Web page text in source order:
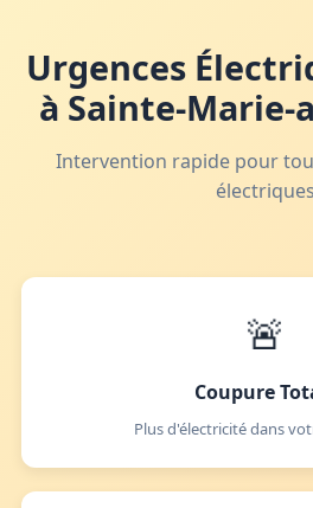
Urgences
à Sainte-Marie-
Intervention rapide pour
électriques
🚨
Coupure
Plus d'électricité dans